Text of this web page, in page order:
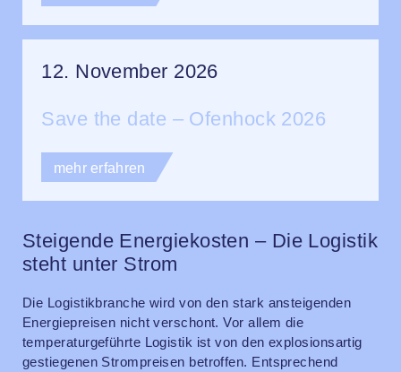
12. November 2026
Save the date – Ofenhock 2026
mehr erfahren
Steigende Energiekosten – Die Logistik
steht unter Strom
Die Logistikbranche wird von den stark ansteigenden
Energiepreisen nicht verschont. Vor allem die
temperaturgeführte Logistik ist von den explosionsartig
gestiegenen Strompreisen betroffen. Entsprechend